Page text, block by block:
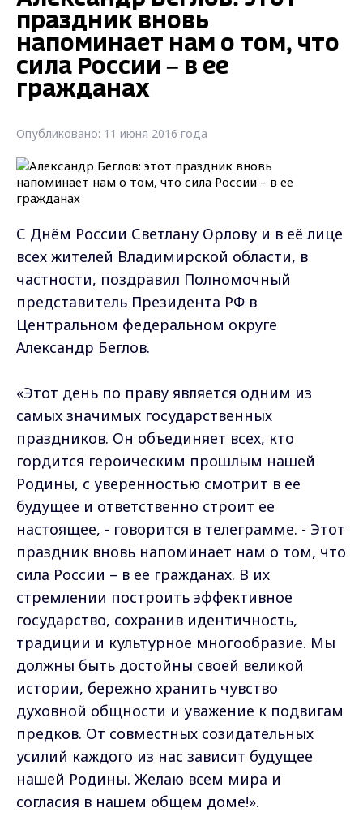
праздник вновь
напоминает нам о том, что
сила России – в ее
гражданах
Опубликовано: 11 июня 2016 года
С Днём России Светлану Орлову и в её лице
всех жителей Владимирской области, в
частности, поздравил Полномочный
представитель Президента РФ в
Центральном федеральном округе
Александр Беглов.
«Этот день по праву является одним из
самых значимых государственных
праздников. Он объединяет всех, кто
гордится героическим прошлым нашей
Родины, с уверенностью смотрит в ее
будущее и ответственно строит ее
настоящее, - говорится в телеграмме. - Этот
праздник вновь напоминает нам о том, что
сила России – в ее гражданах. В их
стремлении построить эффективное
государство, сохранив идентичность,
традиции и культурное многообразие. Мы
должны быть достойны своей великой
истории, бережно хранить чувство
духовной общности и уважение к подвигам
предков. От совместных созидательных
усилий каждого из нас зависит будущее
нашей Родины. Желаю всем мира и
согласия в нашем общем доме!».